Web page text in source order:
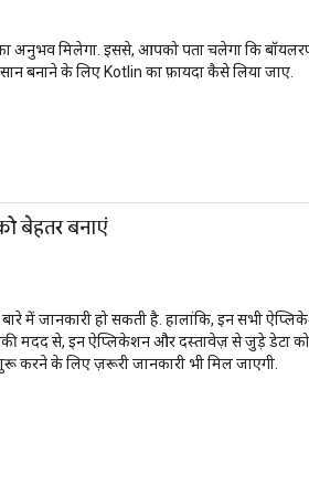
अनुभव मिलेगा. इससे, आपको पता चलेगा कि
बनाने के लिए Kotlin का फ़ायदा कैसे लिया जाए.
बेहतर बनाएं
जानकारी हो सकती है. हालांकि, इन सभी
से, इन ऐप्लिकेशन और दस्तावेज़ से जुड़े डेटा को
करने के लिए ज़रूरी जानकारी भी मिल जाएगी.